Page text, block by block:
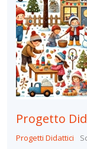
Progetto
Progetti Didattici